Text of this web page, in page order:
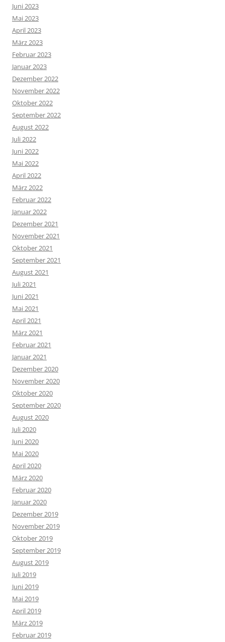
Juni 2023
Mai 2023
April 2023
März 2023
Februar 2023
Januar 2023
Dezember 2022
November 2022
Oktober 2022
September 2022
August 2022
Juli 2022
Juni 2022
Mai 2022
April 2022
März 2022
Februar 2022
Januar 2022
Dezember 2021
November 2021
Oktober 2021
September 2021
August 2021
Juli 2021
Juni 2021
Mai 2021
April 2021
März 2021
Februar 2021
Januar 2021
Dezember 2020
November 2020
Oktober 2020
September 2020
August 2020
Juli 2020
Juni 2020
Mai 2020
April 2020
März 2020
Februar 2020
Januar 2020
Dezember 2019
November 2019
Oktober 2019
September 2019
August 2019
Juli 2019
Juni 2019
Mai 2019
April 2019
März 2019
Februar 2019